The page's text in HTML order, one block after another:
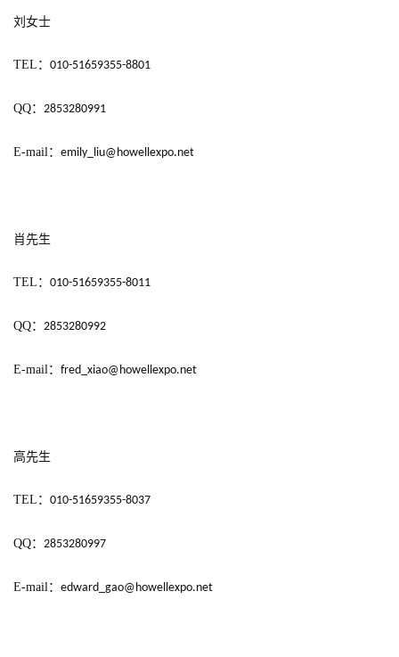
0
5
三
7
月
游
接
刘女士
TEL ： 010-51659355-8801
QQ： 2853280991
E-mail： emily_liu@howellexpo.net
肖先生
TEL ： 010-51659355-8011
QQ： 2853280992
E-mail： fred_xiao@howellexpo.net
高先生
TEL ： 010-51659355-8037
QQ： 2853280997
E-mail： edward_gao@howellexpo.net